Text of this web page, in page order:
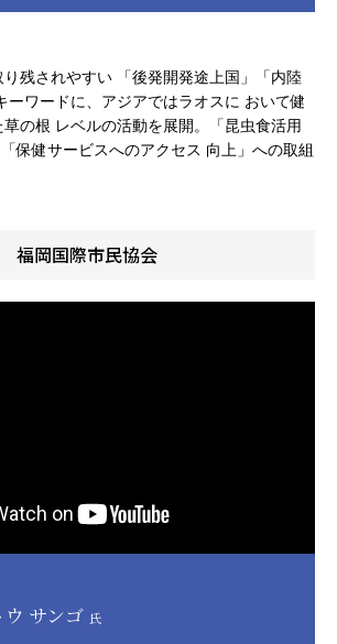
残されやすい 「後発開発途上国」「内陸
ーワードに、アジアではラオスに おいて健
の根 レベルの活動を展開。「昆虫食活用
保健サービスへのアクセス 向上」への取組
福岡国際市民協会
ウ サンゴ 氏